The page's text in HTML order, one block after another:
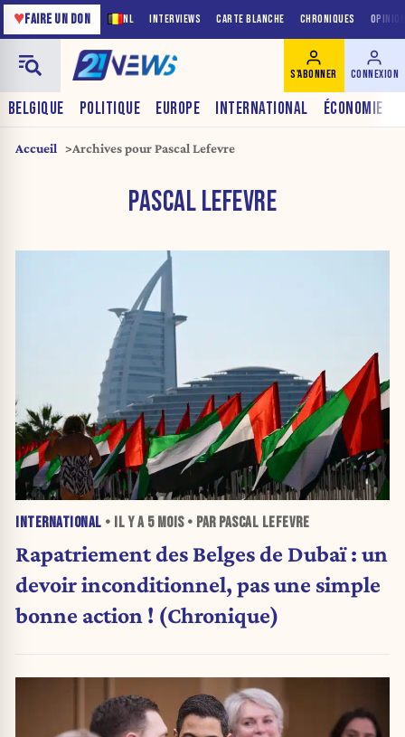
NL INTERVIEWS CARTE BLANCHE CHRONIQUES
♥FAIRE UN DON
BELGIQUE POLITIQUE EUROPE INTERNATIONAL ÉCONOMIE
S'ABONNER CONNEXION
Accueil Archives pour Pascal Lefevre
PASCAL LEFEVRE
INTERNATIONAL • IL Y A 5 MOIS• PAR PASCAL LEFEVRE
Rapatriement des Belges de Dubaï : un
devoir inconditionnel, pas une simple
bonne action ! (Chronique)